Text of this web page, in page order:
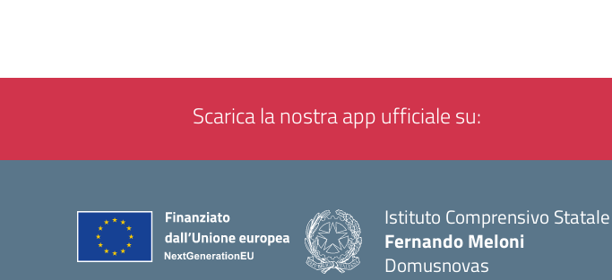
Scarica la nostra app ufficiale su:
Istituto Comprensivo Statale
Fernando Meloni
Domusnovas